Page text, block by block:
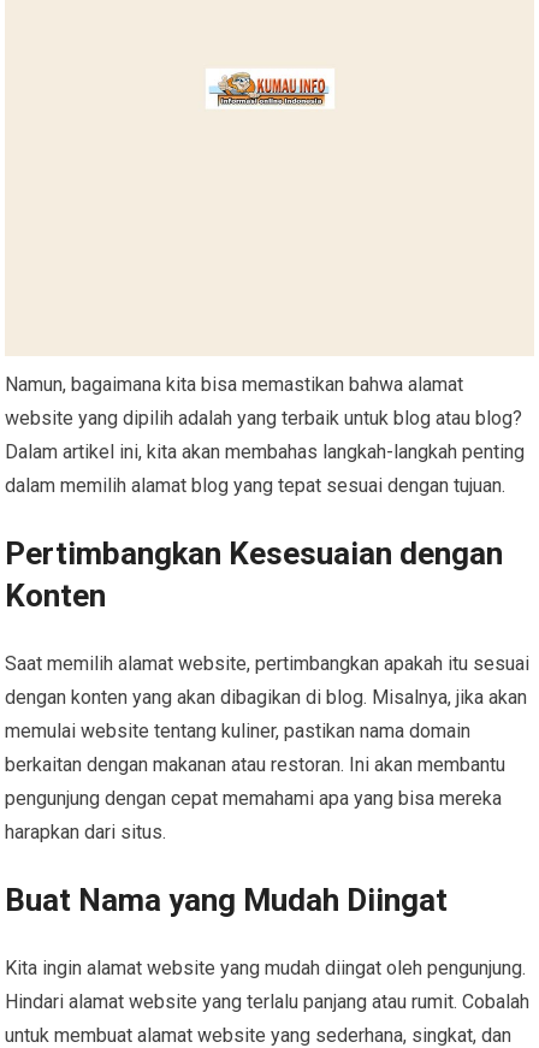
Namun, bagaimana kita bisa memastikan bahwa alamat
website yang dipilih adalah yang terbaik untuk blog atau blog?
Dalam artikel ini, kita akan membahas langkah-langkah penting
dalam memilih alamat blog yang tepat sesuai dengan tujuan.
Pertimbangkan Kesesuaian dengan
Konten
Saat memilih alamat website, pertimbangkan apakah itu sesuai
dengan konten yang akan dibagikan di blog. Misalnya, jika akan
memulai website tentang kuliner, pastikan nama domain
berkaitan dengan makanan atau restoran. Ini akan membantu
pengunjung dengan cepat memahami apa yang bisa mereka
harapkan dari situs.
Buat Nama yang Mudah Diingat
Kita ingin alamat website yang mudah diingat oleh pengunjung.
Hindari alamat website yang terlalu panjang atau rumit. Cobalah
untuk membuat alamat website yang sederhana, singkat, dan